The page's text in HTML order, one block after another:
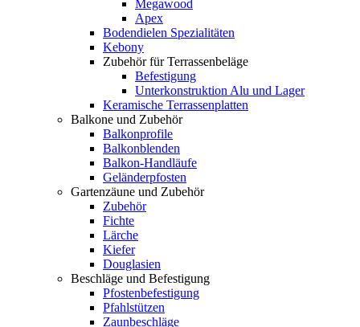
Megawood
Apex
Bodendielen Spezialitäten
Kebony
Zubehör für Terrassenbeläge
Befestigung
Unterkonstruktion Alu und Lager
Keramische Terrassenplatten
Balkone und Zubehör
Balkonprofile
Balkonblenden
Balkon-Handläufe
Geländerpfosten
Gartenzäune und Zubehör
Zubehör
Fichte
Lärche
Kiefer
Douglasien
Beschläge und Befestigung
Pfostenbefestigung
Pfahlstützen
Zaunbeschläge